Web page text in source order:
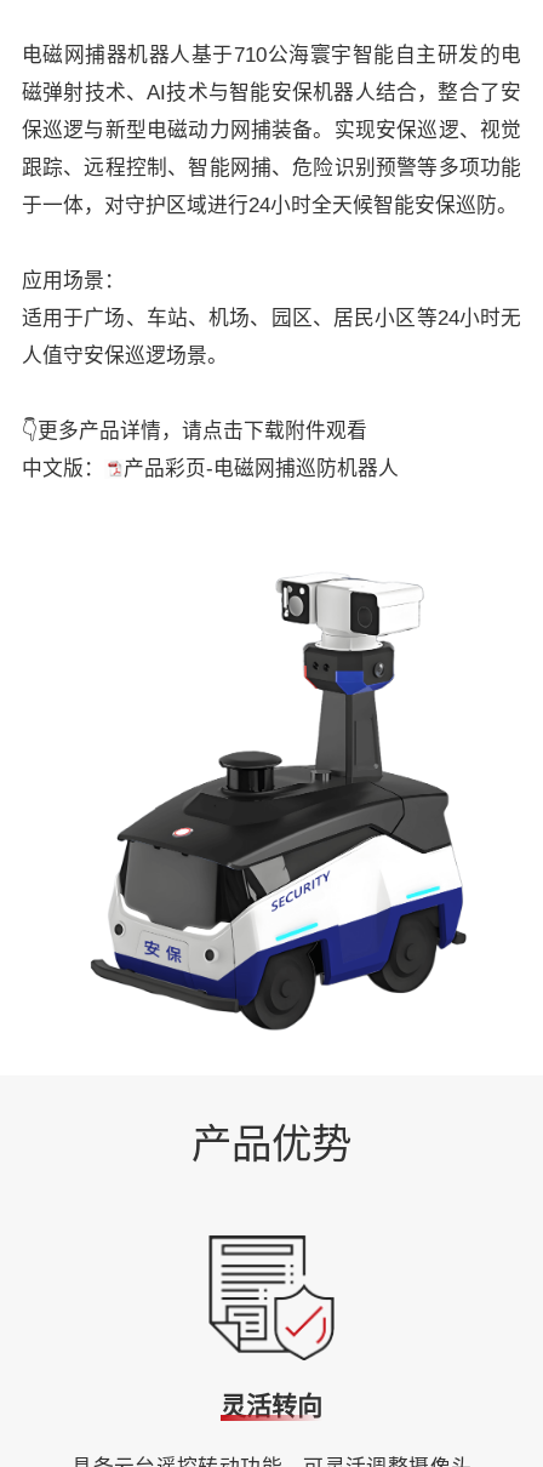
电磁网捕器机器人基于710公海寰宇智能自主研发的电
磁弹射技术、AI技术与智能安保机器人结合，整合了安
保巡逻与新型电磁动力网捕装备。实现安保巡逻、视觉
跟踪、远程控制、智能网捕、危险识别预警等多项功能
于一体，对守护区域进行24小时全天候智能安保巡防。
应用场景：
适用于广场、车站、机场、园区、居民小区等24小时无
人值守安保巡逻场景。
👇更多产品详情，请点击下载附件观看
中文版：
产品彩页-电磁网捕巡防机器人
产品优势
灵活转向